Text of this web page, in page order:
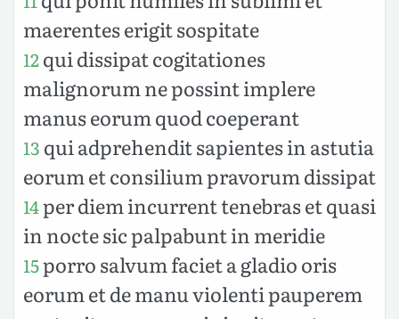
maerentes erigit sospitate
12qui dissipat cogitationes
malignorum ne possint implere
manus eorum quod coeperant
13 qui adprehendit sapientes in astutia
eorum et consilium pravorum dissipat
14per diem incurrent tenebras et quasi
in nocte sic palpabunt in meridie
15porro salvum faciet a gladio oris
eorum et de manu violenti pauperem